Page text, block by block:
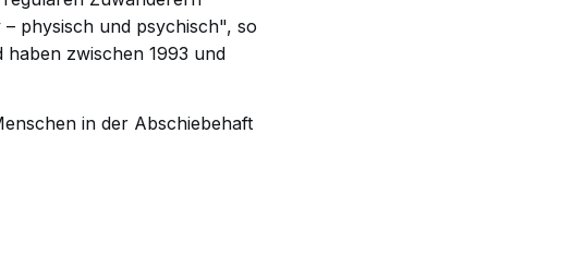
physisch und psychisch", so
haben zwischen 1993 und
in der Abschiebehaft